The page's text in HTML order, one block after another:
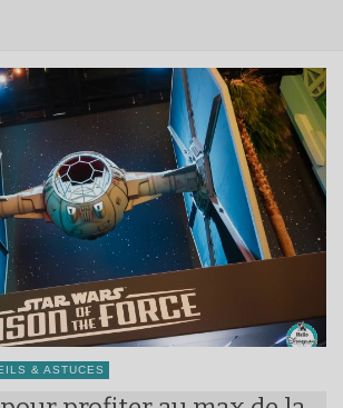
& ASTUCES